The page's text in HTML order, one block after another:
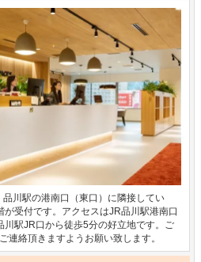
川駅の港南口（東口）に隣接してい
受付です。アクセスはJR品川駅港南口
駅JR口から徒歩5分の好立地です。ご
連絡頂きますようお願い致します。